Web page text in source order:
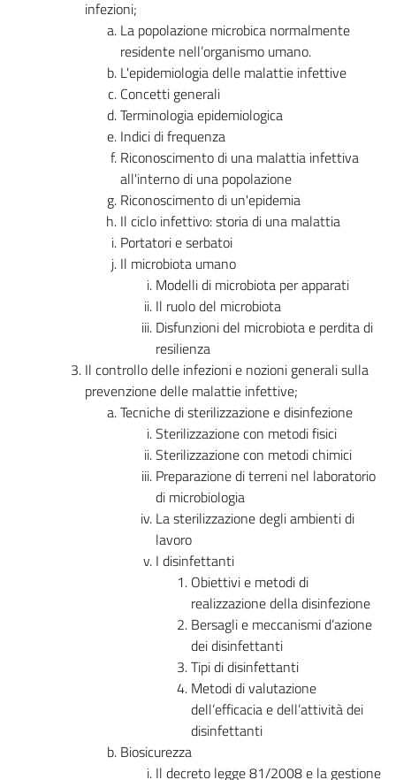
infezioni;
La popolazione microbica normalmente
residente nell’organismo umano.
L'epidemiologia delle malattie infettive
Concetti generali
Terminologia epidemiologica
Indici di frequenza
Riconoscimento di una malattia infettiva
all'interno di una popolazione
Riconoscimento di un'epidemia
Il ciclo infettivo: storia di una malattia
Portatori e serbatoi
Il microbiota umano
Modelli di microbiota per apparati
Il ruolo del microbiota
Disfunzioni del microbiota e perdita di
resilienza
Il controllo delle infezioni e nozioni generali sulla
prevenzione delle malattie infettive;
Tecniche di sterilizzazione e disinfezione
Sterilizzazione con metodi fisici
Sterilizzazione con metodi chimici
Preparazione di terreni nel laboratorio
di microbiologia
La sterilizzazione degli ambienti di
lavoro
I disinfettanti
Obiettivi e metodi di
realizzazione della disinfezione
Bersagli e meccanismi d’azione
dei disinfettanti
Tipi di disinfettanti
Metodi di valutazione
dell’efficacia e dell’attività dei
disinfettanti
Biosicurezza
Il decreto legge 81/2008 e la gestione